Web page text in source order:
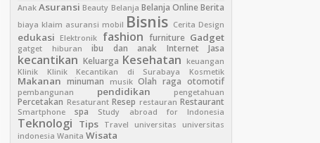
Anak Asuransi Beauty Belanja Belanja Online Berita
biaya klaim asuransi mobil Bisnis Cerita Design
edukasi Elektronik fashion furniture Gadget
gatget hiburan ibu dan anak Internet Jasa
kecantikan Keluarga Kesehatan
keuangan
Klinik
Klinik Kecantikan di Surabaya Kosmetik
Makanan minuman musik Olah raga otomotif
pembangunan pendidikan pengetahuan
Percetakan Resaturant Resep restauran Restaurant
Smartphone spa Study abroad for Indonesia
Teknologi Tips Travel universitas
universitas
indonesia Wanita Wisata